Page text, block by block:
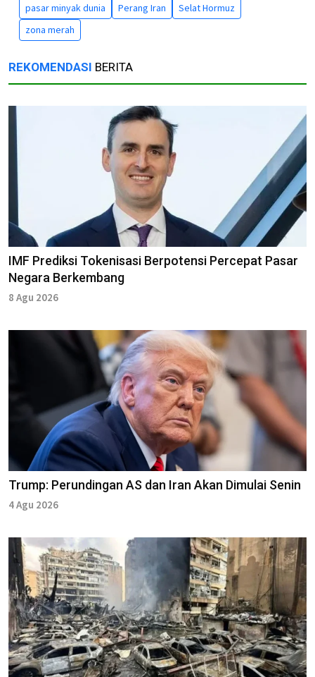
pasar minyak dunia
Perang Iran
Selat Hormuz
zona merah
REKOMENDASI BERITA
IMF Prediksi Tokenisasi Berpotensi Percepat Pasar
Negara Berkembang
8 Agu 2026
Trump: Perundingan AS dan Iran Akan Dimulai Senin
4 Agu 2026